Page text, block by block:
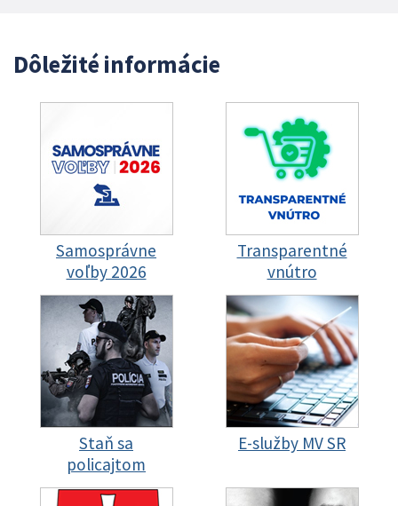
Dôležité informácie
Samosprávne
voľby 2026
Transparentné
vnútro
Staň sa
policajtom
E-služby MV SR